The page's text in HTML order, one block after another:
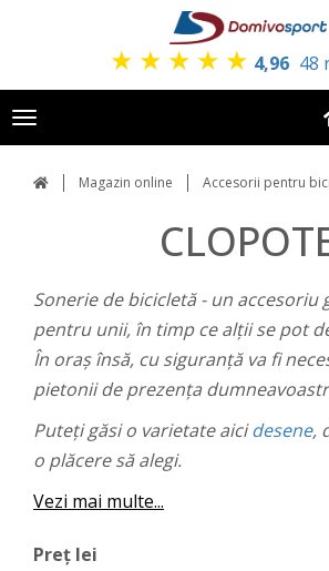
★ ★ ★ ★ ★ 4,96 48
Toggle
navigation
Magazin online Accesorii pentru
Sonerie de bicicletă - un accesoriu
pentru unii, în timp ce alții se pot
În oraș însă, cu siguranță va fi
pietonii de prezența
Puteți găsi o varietate aicidesene,
o plăcere să alegi.
Vezi mai multe...
Preț lei